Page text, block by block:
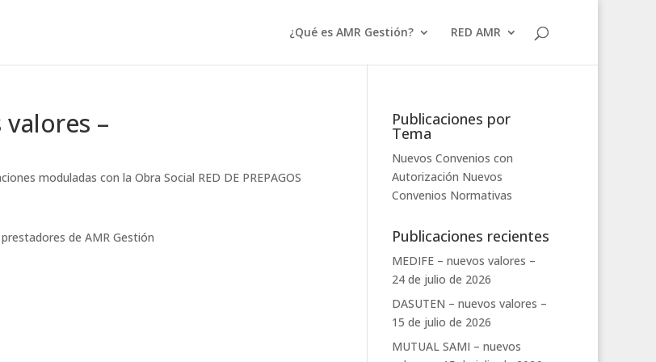
¿Qué es AMR Gestión? RED AMR
valores –
moduladas con la Obra Social RED DE PREPAGOS
de AMR Gestión
Publicaciones por
Tema
Nuevos Convenios con
Autorización Nuevos
Convenios Normativas
Publicaciones recientes
MEDIFE – nuevos valores –
24 de julio de 2026
DASUTEN – nuevos valores –
15 de julio de 2026
MUTUAL SAMI – nuevos